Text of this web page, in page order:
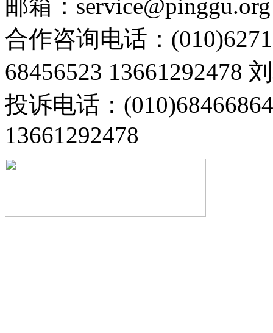
邮箱：service@pinggu.org
合作咨询电话：
68456523 13661292478
投诉电话：
13661292478